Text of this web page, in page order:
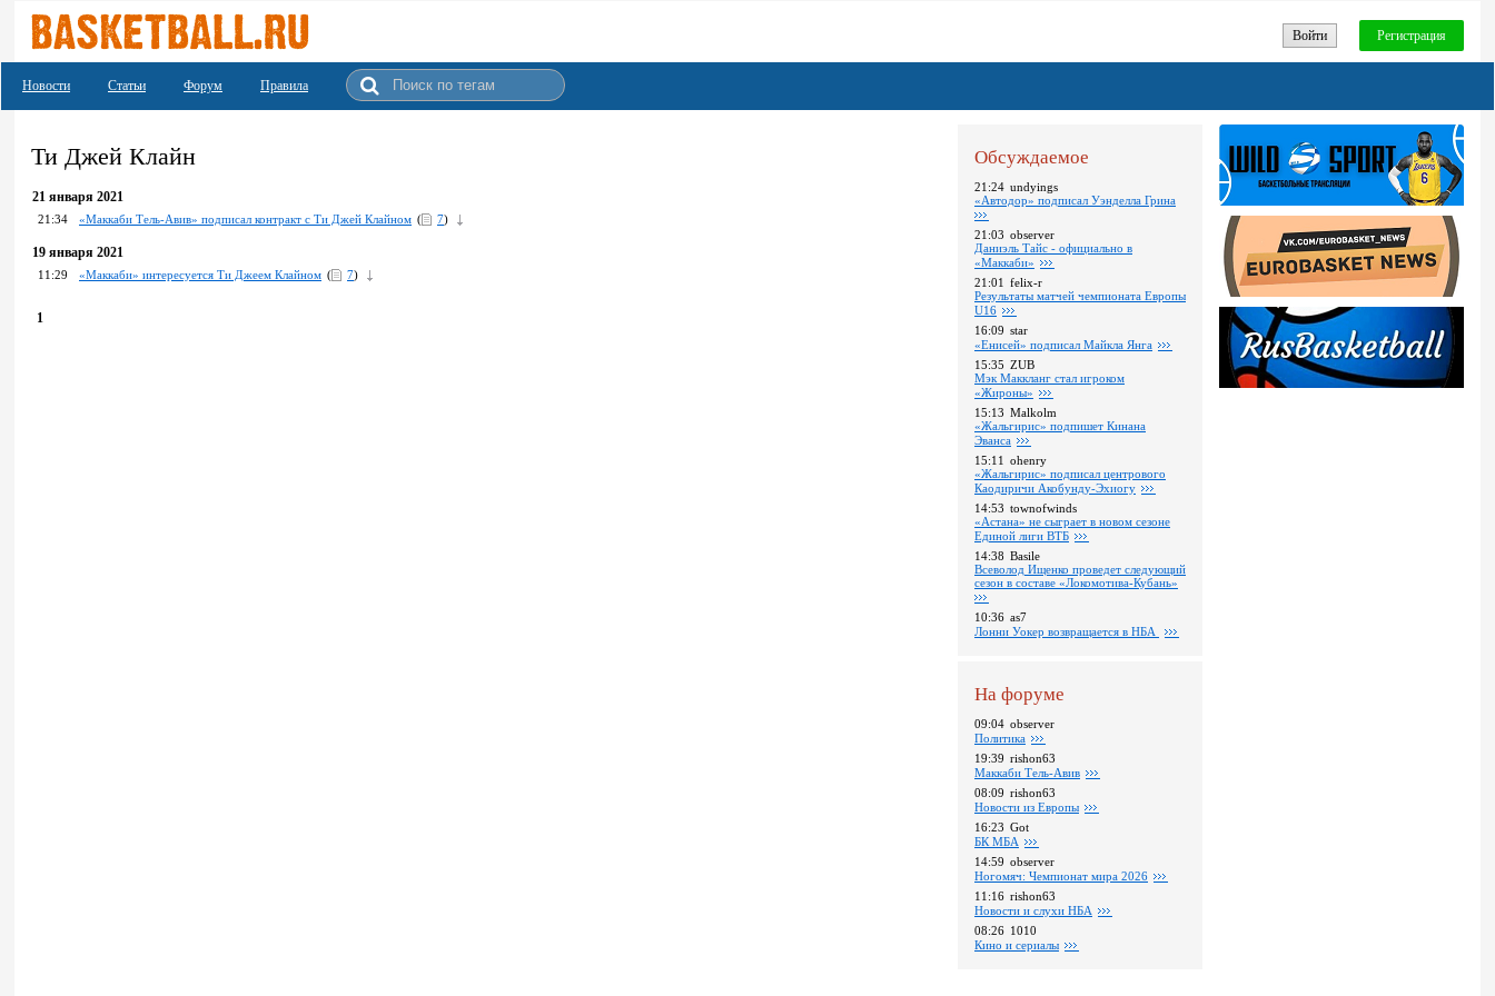
Войти Регистрация
Новости Статьи Форум Правила
Ти Джей Клайн
21 января 2021
21:34 «Маккаби Тель-Авив» подписал контракт с Ти Джей Клайном ( 7)
19 января 2021
11:29 «Маккаби» интересуется Ти Джеем Клайном ( 7)
1
Обсуждаемое
21:24 undyings
«Автодор» подписал Уэнделла Грина
21:03 observer
Даниэль Тайс - официально в
«Маккаби»
21:01 felix-r
Pезультаты матчей чемпионата Европы
U16
16:09 star
«Енисей» подписал Майкла Янга
15:35 ZUB
Мэк Маккланг стал игроком
«Жироны»
15:13 Malkolm
«Жальгирис» подпишет Кинана
Эванса
15:11 ohenry
«Жальгирис» подписал центрового
Каодиричи Акобунду-Эхиогу
14:53 townofwinds
«Астана» не сыграет в новом сезоне
Единой лиги ВТБ
14:38 Basile
Всеволод Ищенко проведет следующий
сезон в составе «Локомотива-Кубань»
10:36 as7
Лонни Уокер возвращается в НБА
На форуме
09:04 observer
Политика
19:39 rishon63
Маккаби Тель-Авив
08:09 rishon63
Новости из Европы
16:23 Got
БК МБА
14:59 observer
Ногомяч: Чемпионат мира 2026
11:16 rishon63
Новости и слухи НБА
08:26 1010
Кино и сериалы